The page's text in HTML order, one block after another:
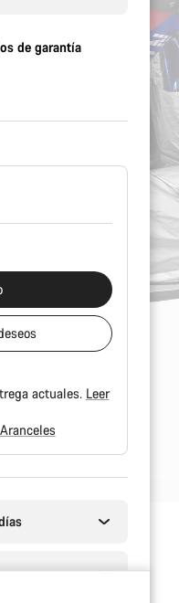
de garantía
actuales. Leer
Aranceles